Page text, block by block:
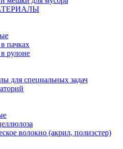
пачках
рулоне
для специальных задач
волокно (акрил, полиэстер)